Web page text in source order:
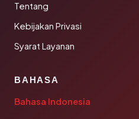
Tentang
Kebijakan Privasi
Syarat Layanan
BAHASA
Bahasa Indonesia